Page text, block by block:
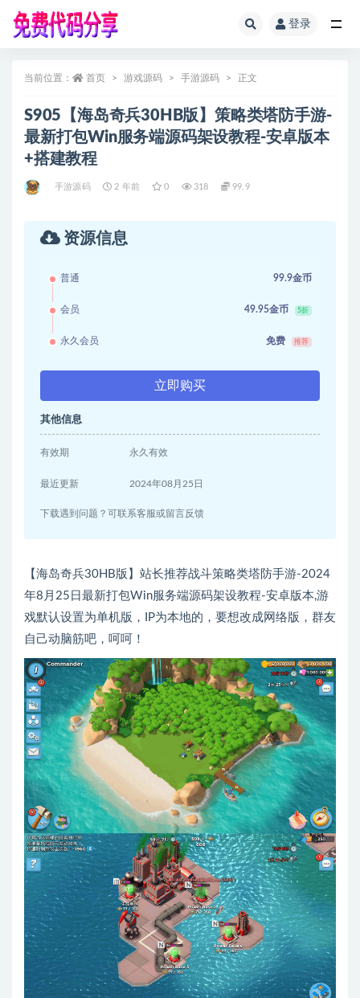
登录
当前位置： 首页 游戏源码 手游源码 正文
S905【海岛奇兵30HB版】策略类塔防手游-
最新打包Win服务端源码架设教程-安卓版本
+搭建教程
手游源码 2 年前 0 318 99.9
资源信息
普通 99.9金币
会员 49.95金币 5折
永久会员 免费 推荐
立即购买
其他信息
有效期 永久有效
最近更新 2024年08月25日
下载遇到问题？可联系客服或留言反馈
【海岛奇兵30HB版】站长推荐战斗策略类塔防手游-2024
年8月25日最新打包Win服务端源码架设教程-安卓版本,游
戏默认设置为单机版，IP为本地的，要想改成网络版，群友
自己动脑筋吧，呵呵！